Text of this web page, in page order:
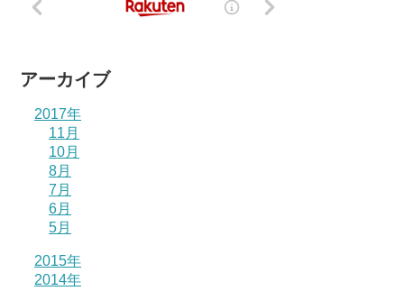
アーカイブ
2017年
11月
10月
8月
7月
6月
5月
2015年
2014年